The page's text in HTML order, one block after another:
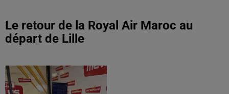
Le retour de la Royal Air Maroc au
départ de Lille